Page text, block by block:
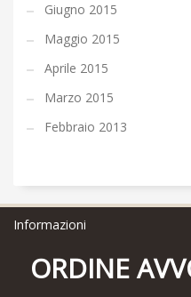
Giugno 2015
Maggio 2015
Aprile 2015
Marzo 2015
Febbraio 2013
Informazioni
ORDINE